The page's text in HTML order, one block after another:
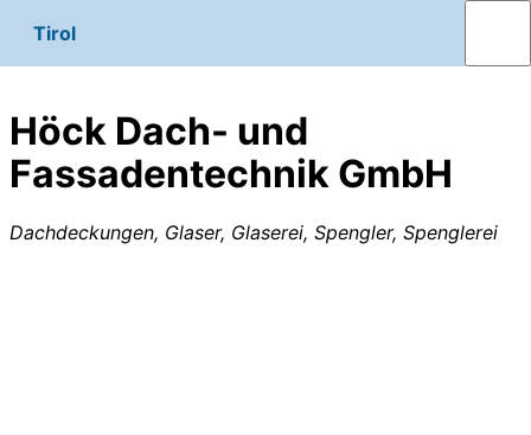
Tirol
Höck Dach- und
Fassadentechnik GmbH
Dachdeckungen, Glaser, Glaserei, Spengler, Spenglerei